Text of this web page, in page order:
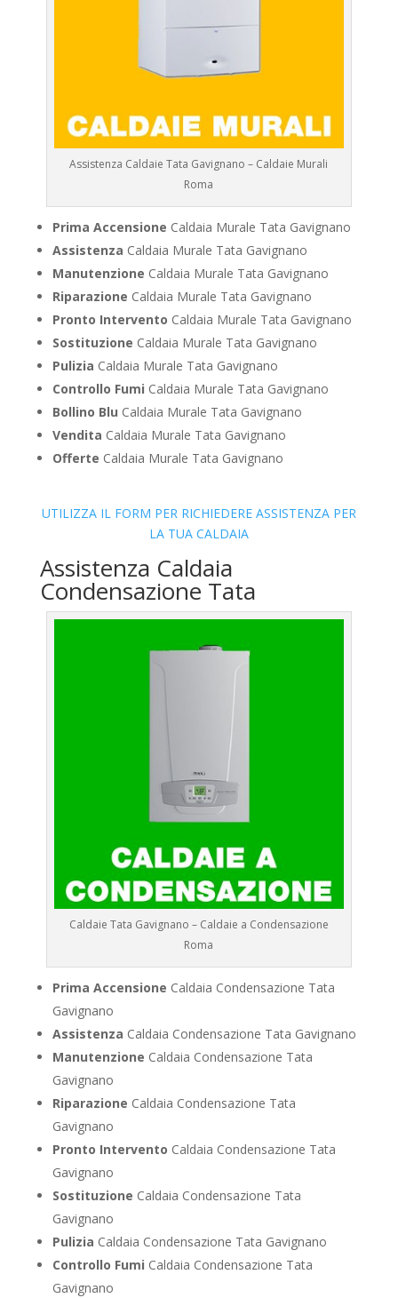
Assistenza Caldaie Tata Gavignano – Caldaie Murali
Roma
Prima Accensione Caldaia Murale Tata Gavignano
Assistenza Caldaia Murale Tata Gavignano
Manutenzione Caldaia Murale Tata Gavignano
Riparazione Caldaia Murale Tata Gavignano
Pronto Intervento Caldaia Murale Tata Gavignano
Sostituzione Caldaia Murale Tata Gavignano
Pulizia Caldaia Murale Tata Gavignano
Controllo Fumi Caldaia Murale Tata Gavignano
Bollino Blu Caldaia Murale Tata Gavignano
Vendita Caldaia Murale Tata Gavignano
Offerte Caldaia Murale Tata Gavignano
UTILIZZA IL FORM PER RICHIEDERE ASSISTENZA PER
LA TUA CALDAIA
Assistenza Caldaia
Condensazione Tata
Caldaie Tata Gavignano – Caldaie a Condensazione
Roma
Prima Accensione Caldaia Condensazione Tata
Gavignano
Assistenza Caldaia Condensazione Tata Gavignano
Manutenzione Caldaia Condensazione Tata
Gavignano
Riparazione Caldaia Condensazione Tata
Gavignano
Pronto Intervento Caldaia Condensazione Tata
Gavignano
Sostituzione Caldaia Condensazione Tata
Gavignano
Pulizia Caldaia Condensazione Tata Gavignano
Controllo Fumi Caldaia Condensazione Tata
Gavignano